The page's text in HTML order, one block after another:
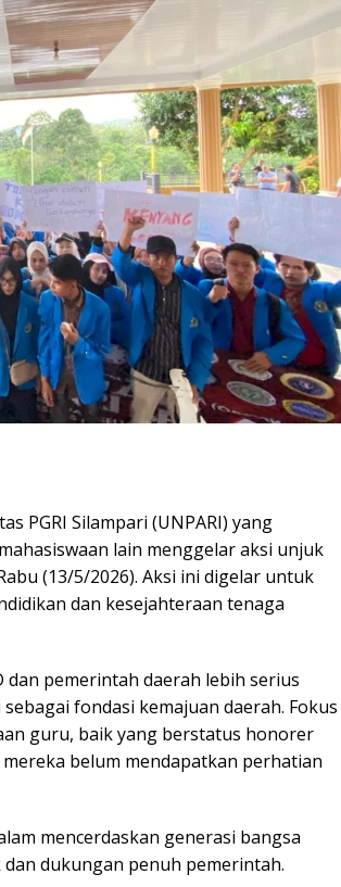
PGRI Silampari (UNPARI) yang
lain menggelar aksi unjuk
(13/5/2026). Aksi ini digelar untuk
dan kesejahteraan tenaga
dan pemerintah daerah lebih serius
fondasi kemajuan daerah. Fokus
guru, baik yang berstatus honorer
belum mendapatkan perhatian
mencerdaskan generasi bangsa
dukungan penuh pemerintah.